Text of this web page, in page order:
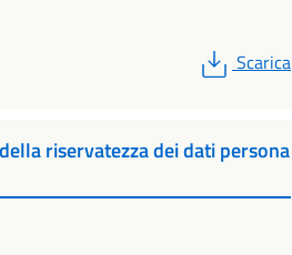
PDF
Scarica
riservatezza dei dati persona